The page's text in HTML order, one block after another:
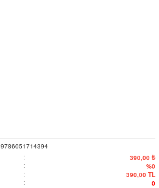
9786051714394
: 390,00 ₺
: %0
: 390,00 TL
: 0